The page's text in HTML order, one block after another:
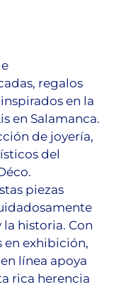
regalos
en la
en Salamanca.
de joyería,
del
piezas
la historia. Con
en exhibición,
línea apoya
rica herencia